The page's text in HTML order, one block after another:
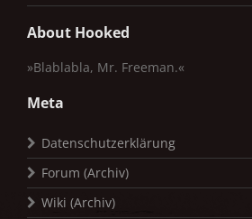
About Hooked
»Blablabla, Mr. Freeman.«
Meta
Datenschutzerklärung
Forum (Archiv)
Wiki (Archiv)